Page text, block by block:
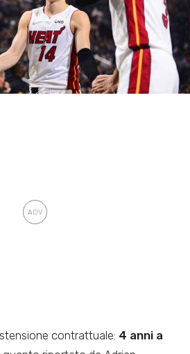
contrattuale: 4 anni a